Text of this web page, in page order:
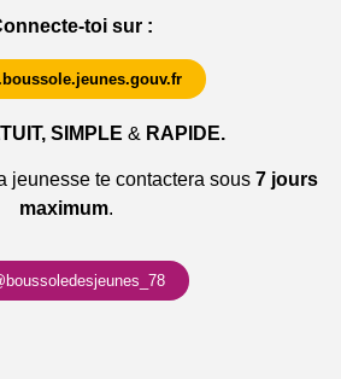
toi sur :
SIMPLE & RAPIDE.
jeunesse te contactera sous7 jours
maximum.